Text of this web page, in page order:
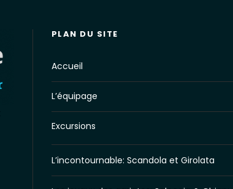
PLAN DU SITE
Accueil
L’équipage
Excursions
L’incontournable: Scandola et Girolata